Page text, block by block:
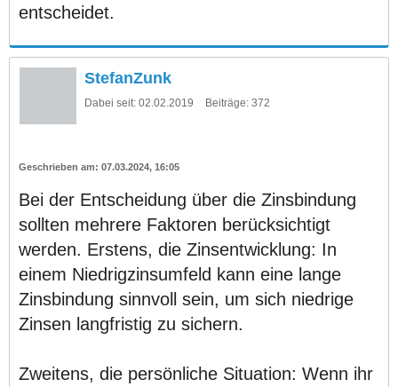
entscheidet.
StefanZunk
Dabei seit: 02.02.2019 Beiträge: 372
07.03.2024, 16:05
Bei der Entscheidung über die Zinsbindung
sollten mehrere Faktoren berücksichtigt
werden. Erstens, die Zinsentwicklung: In
einem Niedrigzinsumfeld kann eine lange
Zinsbindung sinnvoll sein, um sich niedrige
Zinsen langfristig zu sichern.
Zweitens, die persönliche Situation: Wenn ihr